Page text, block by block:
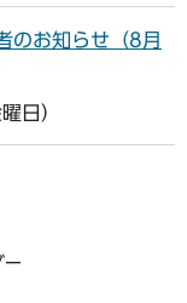
のお知らせ（8月
日）
ー